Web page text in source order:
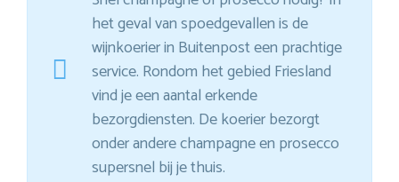
het geval van spoedgevallen is de
wijnkoerier in Buitenpost een prachtige
service. Rondom het gebied Friesland
vind je een aantal erkende
bezorgdiensten. De koerier bezorgt
onder andere champagne en prosecco
supersnel bij je thuis.